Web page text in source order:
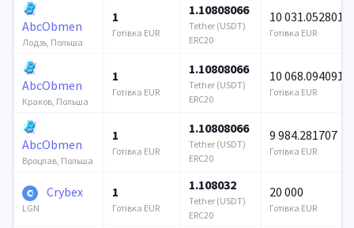
AbcObmen
Лодзь, Польша
1
Готівка EUR
1.10808066
Tether (USDT)
ERC20
10 031.052801
Готівка EUR
AbcObmen
Краков, Польша
1
Готівка EUR
1.10808066
Tether (USDT)
ERC20
10 068.094091
Готівка EUR
AbcObmen
Вроцлав, Польша
1
Готівка EUR
1.10808066
Tether (USDT)
ERC20
9 984.281707
Готівка EUR
Crybex
LGN
1
Готівка EUR
1.108032
Tether (USDT)
ERC20
20 000
Готівка EUR